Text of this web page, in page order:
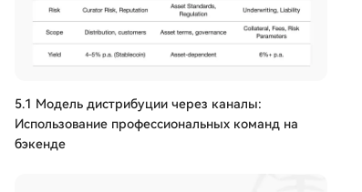
5.1 Модель дистрибуции через каналы:
Использование профессиональных команд на
бэкенде